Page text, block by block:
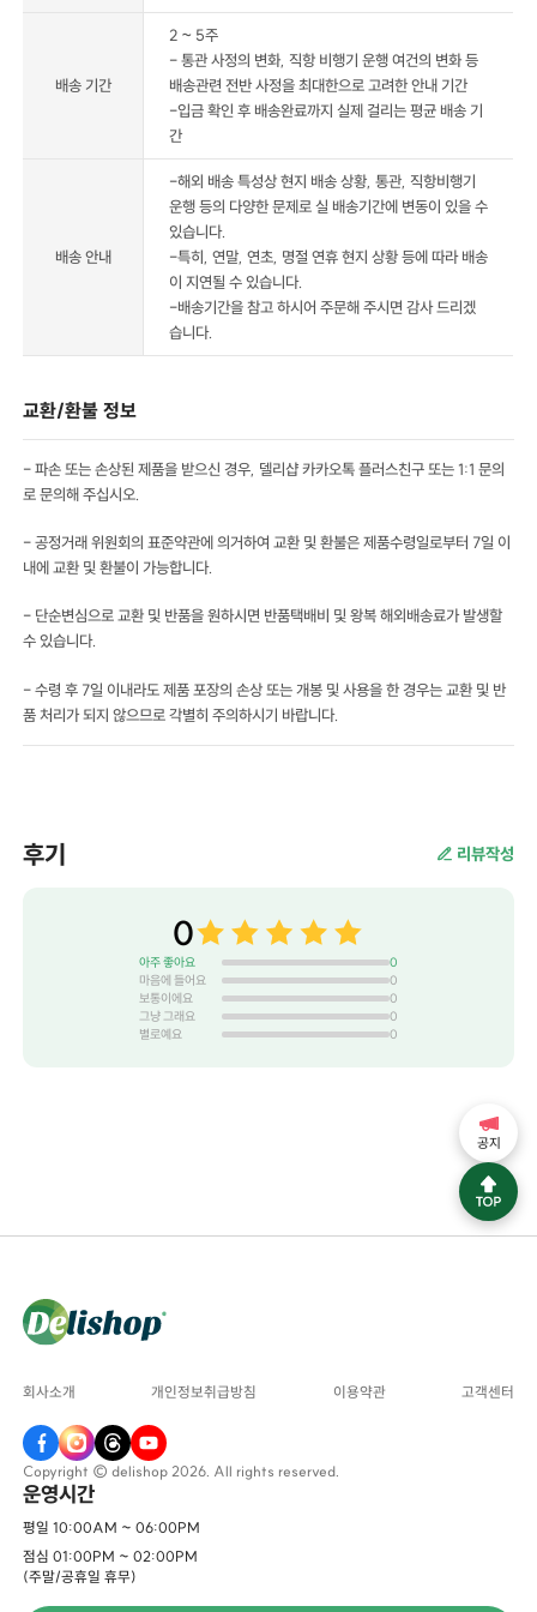
배송 기간
2 ~ 5주
- 통관 사정의 변화, 직항 비행기 운행 여건의 변화 등
배송관련 전반 사정을 최대한으로 고려한 안내 기간
-입금 확인 후 배송완료까지 실제 걸리는 평균 배송 기
간
배송 안내
-해외 배송 특성상 현지 배송 상황, 통관, 직항비행기
운행 등의 다양한 문제로 실 배송기간에 변동이 있을 수
있습니다.
-특히, 연말, 연초, 명절 연휴 현지 상황 등에 따라 배송
이 지연될 수 있습니다.
-배송기간을 참고 하시어 주문해 주시면 감사 드리겠
습니다.
교환/환불 정보
- 파손 또는 손상된 제품을 받으신 경우, 델리샵 카카오톡 플러스친구 또는 1:1 문의
로 문의해 주십시오.
- 공정거래 위원회의 표준약관에 의거하여 교환 및 환불은 제품수령일로부터 7일 이
내에 교환 및 환불이 가능합니다.
- 단순변심으로 교환 및 반품을 원하시면 반품택배비 및 왕복 해외배송료가 발생할
수 있습니다.
- 수령 후 7일 이내라도 제품 포장의 손상 또는 개봉 및 사용을 한 경우는 교환 및 반
품 처리가 되지 않으므로 각별히 주의하시기 바랍니다.
후기 리뷰작성
0
아주 좋아요
0
마음에 들어요
0
보통이에요
0
그냥 그래요
0
별로예요
0
회사소개 개인정보취급방침 이용약관 고객센터
Copyright © delishop 2026. All rights reserved.
운영시간
평일 10:00AM ~ 06:00PM
점심 01:00PM ~ 02:00PM
(주말/공휴일 휴무)
공지